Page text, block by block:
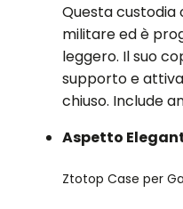
Questa
militare ed è
leggero. Il suo
supporto e
chiuso. Include
Aspetto
Ztotop Case per